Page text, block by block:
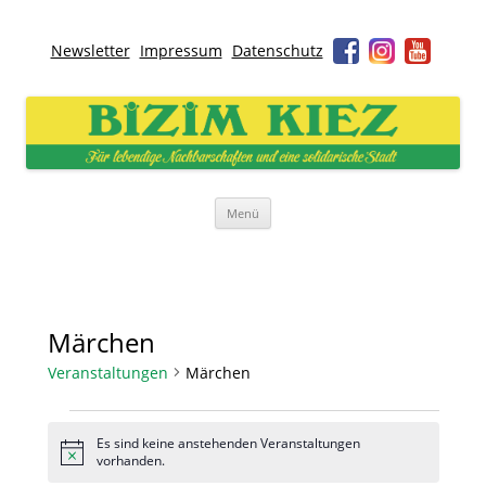
Newsletter Impressum Datenschutz
Bizim Kiez – Unser Kiez
Für lebendige Nachbarschaften und eine solidarische Stadt
Menü
Märchen
Veranstaltungen Märchen
Hinweis
Es sind keine anstehenden Veranstaltungen
vorhanden.